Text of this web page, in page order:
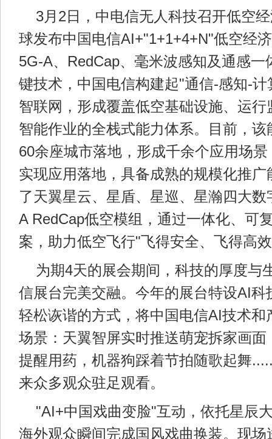
3月2日，中电信无人科技召开低空
球发布中国电信AI+"1+1+4+N"低空经
5G-A、RedCap、毫米波感知及通感一
键技术，中国电信构建起"通信-感知-
智联网，形成覆盖低空基础设施、运
智能作业的全栈式能力体系。目前，
60余座城市落地，形成千余个应用场
实现应用落地，具备成熟的规模化推
了天翼星云、星盾、星巡、星瀚四大
A RedCap低空模组，通过一体化、可
案，助力低空飞行"飞得安全、飞得高
为期4天的展会期间，科技的厚度与
信展台完美交融。今年的展台特设AI科
轻松诙谐的方式，将中国电信AI技术和
场景：天翼智屏实时推送萌宠拆家画面
提醒用药，机器狗踩着节拍随歌起舞
来众多观众驻足观看。
"AI+中国戏曲变脸"互动，依托星辰
海外观众瞬间完成国风戏曲换装。现场